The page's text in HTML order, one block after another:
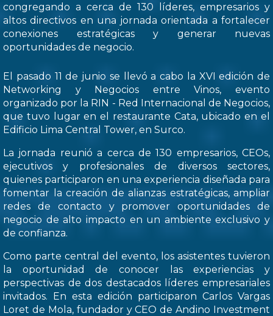
congregando a cerca de 130 líderes, empresarios y
altos directivos en una jornada orientada a fortalecer
conexiones estratégicas y generar nuevas
oportunidades de negocio.
El pasado 11 de junio se llevó a cabo la XVI edición de
Networking y Negocios entre Vinos, evento
organizado por la RIN - Red Internacional de Negocios,
que tuvo lugar en el restaurante Cata, ubicado en el
Edificio Lima Central Tower, en Surco.
La jornada reunió a cerca de 130 empresarios, CEOs,
ejecutivos y profesionales de diversos sectores,
quienes participaron en una experiencia diseñada para
fomentar la creación de alianzas estratégicas, ampliar
redes de contacto y promover oportunidades de
negocio de alto impacto en un ambiente exclusivo y
de confianza.
Como parte central del evento, los asistentes tuvieron
la oportunidad de conocer las experiencias y
perspectivas de dos destacados líderes empresariales
invitados. En esta edición participaron Carlos Vargas
Loret de Mola, fundador y CEO de Andino Investment